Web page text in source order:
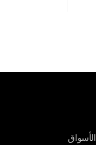
الأسواق